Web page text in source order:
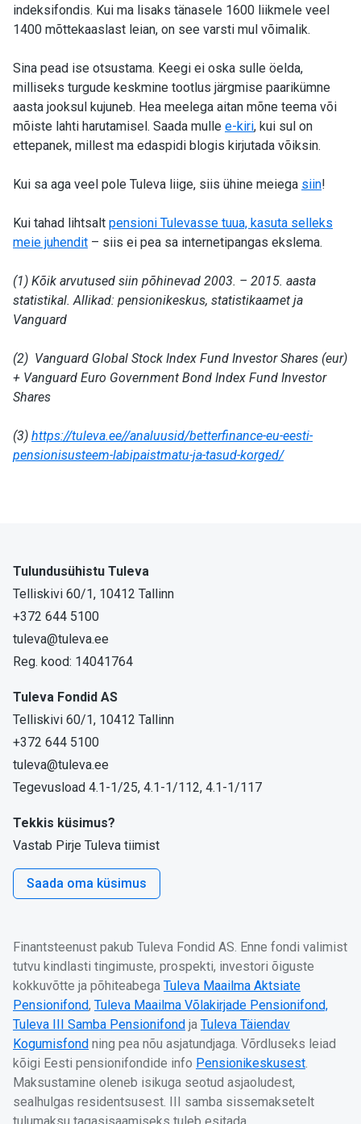
indeksifondis. Kui ma lisaks tänasele 1600 liikmele veel
1400 mõttekaaslast leian, on see varsti mul võimalik.
Sina pead ise otsustama. Keegi ei oska sulle öelda,
milliseks turgude keskmine tootlus järgmise paarikümne
aasta jooksul kujuneb. Hea meelega aitan mõne teema või
mõiste lahti harutamisel. Saada mulle e-kiri, kui sul on
ettepanek, millest ma edaspidi blogis kirjutada võiksin.
Kui sa aga veel pole Tuleva liige, siis ühine meiega siin!
Kui tahad lihtsalt pensioni Tulevasse tuua, kasuta selleks
meie juhendit – siis ei pea sa internetipangas ekslema.
(1) Kõik arvutused siin põhinevad 2003. – 2015. aasta
statistikal. Allikad: pensionikeskus, statistikaamet ja
Vanguard
(2) Vanguard Global Stock Index Fund Investor Shares (eur)
+ Vanguard Euro Government Bond Index Fund Investor
Shares
(3) https://tuleva.ee//analuusid/betterfinance-eu-eesti-
pensionisusteem-labipaistmatu-ja-tasud-korged/
Tulundusühistu Tuleva
Telliskivi 60/1, 10412 Tallinn
+372 644 5100
tuleva@tuleva.ee
Reg. kood: 14041764
Tuleva Fondid AS
Telliskivi 60/1, 10412 Tallinn
+372 644 5100
tuleva@tuleva.ee
Tegevusload 4.1-1/25, 4.1-1/112, 4.1-1/117
Tekkis küsimus?
Vastab Pirje Tuleva tiimist
Saada oma küsimus
Finantsteenust pakub Tuleva Fondid AS. Enne fondi valimist
tutvu kindlasti tingimuste, prospekti, investori õiguste
kokkuvõtte ja põhiteabega Tuleva Maailma Aktsiate
Pensionifond, Tuleva Maailma Võlakirjade Pensionifond,
Tuleva III Samba Pensionifond ja Tuleva Täiendav
Kogumisfond ning pea nõu asjatundjaga. Võrdluseks leiad
kõigi Eesti pensionifondide info Pensionikeskusest.
Maksustamine oleneb isikuga seotud asjaoludest,
sealhulgas residentsusest. III samba sissemaksetelt